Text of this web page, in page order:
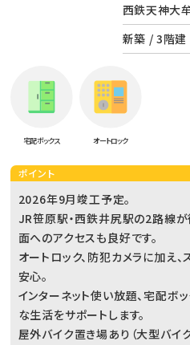
西鉄天神大
新築 / 3階建
宅配ボックス オートロック
ポイント
2026年9月竣工予定。
JR笹原駅・西鉄井尻駅の2路線が
面へのアクセスも良好です。
オートロック、防犯カメラに加え
安心。
インターネット使い放題、宅配ボ
な生活をサポートします。
屋外バイク置き場あり（大型バイ